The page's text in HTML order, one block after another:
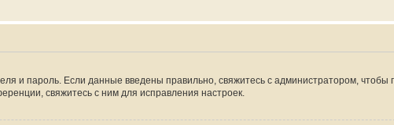
и пароль. Если данные введены правильно, свяжитесь с администратором, чтобы
свяжитесь с ним для исправления настроек.